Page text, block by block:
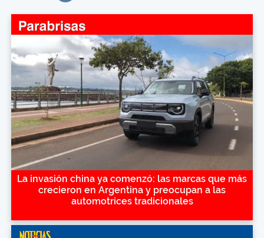
La invasión china ya comenzó: las marcas que más
crecieron en Argentina y preocupan a las
automotrices tradicionales